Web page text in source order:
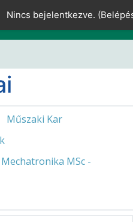
Nincs bejelentkezve. (
Műszaki Kar
MSc -